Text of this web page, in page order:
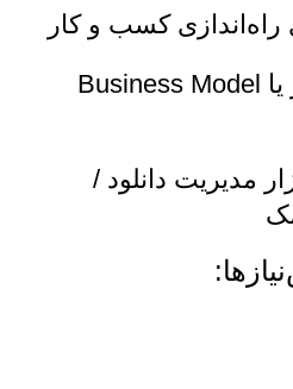
راه‌اندازی کسب و کار
بوم مدل کسب‌وکار یا Business Model
مدیریت دانلود /